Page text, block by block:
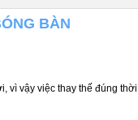
BÀN
vì vậy việc thay thế đúng